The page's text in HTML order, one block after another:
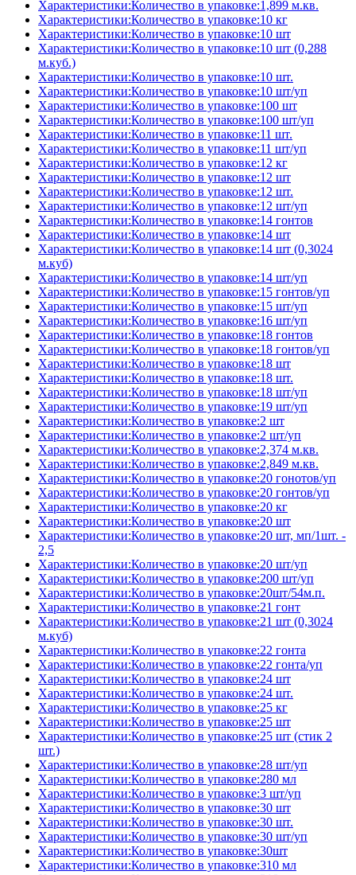
Характеристики:Количество в упаковке:1,899 м.кв.
Характеристики:Количество в упаковке:10 кг
Характеристики:Количество в упаковке:10 шт
Характеристики:Количество в упаковке:10 шт (0,288
м.куб.)
Характеристики:Количество в упаковке:10 шт.
Характеристики:Количество в упаковке:10 шт/уп
Характеристики:Количество в упаковке:100 шт
Характеристики:Количество в упаковке:100 шт/уп
Характеристики:Количество в упаковке:11 шт.
Характеристики:Количество в упаковке:11 шт/уп
Характеристики:Количество в упаковке:12 кг
Характеристики:Количество в упаковке:12 шт
Характеристики:Количество в упаковке:12 шт.
Характеристики:Количество в упаковке:12 шт/уп
Характеристики:Количество в упаковке:14 гонтов
Характеристики:Количество в упаковке:14 шт
Характеристики:Количество в упаковке:14 шт (0,3024
м.куб)
Характеристики:Количество в упаковке:14 шт/уп
Характеристики:Количество в упаковке:15 гонтов/уп
Характеристики:Количество в упаковке:15 шт/уп
Характеристики:Количество в упаковке:16 шт/уп
Характеристики:Количество в упаковке:18 гонтов
Характеристики:Количество в упаковке:18 гонтов/уп
Характеристики:Количество в упаковке:18 шт
Характеристики:Количество в упаковке:18 шт.
Характеристики:Количество в упаковке:18 шт/уп
Характеристики:Количество в упаковке:19 шт/уп
Характеристики:Количество в упаковке:2 шт
Характеристики:Количество в упаковке:2 шт/уп
Характеристики:Количество в упаковке:2,374 м.кв.
Характеристики:Количество в упаковке:2,849 м.кв.
Характеристики:Количество в упаковке:20 гонотов/уп
Характеристики:Количество в упаковке:20 гонтов/уп
Характеристики:Количество в упаковке:20 кг
Характеристики:Количество в упаковке:20 шт
Характеристики:Количество в упаковке:20 шт, мп/1шт. -
2,5
Характеристики:Количество в упаковке:20 шт/уп
Характеристики:Количество в упаковке:200 шт/уп
Характеристики:Количество в упаковке:20шт/54м.п.
Характеристики:Количество в упаковке:21 гонт
Характеристики:Количество в упаковке:21 шт (0,3024
м.куб)
Характеристики:Количество в упаковке:22 гонта
Характеристики:Количество в упаковке:22 гонта/уп
Характеристики:Количество в упаковке:24 шт
Характеристики:Количество в упаковке:24 шт.
Характеристики:Количество в упаковке:25 кг
Характеристики:Количество в упаковке:25 шт
Характеристики:Количество в упаковке:25 шт (стик 2
шт.)
Характеристики:Количество в упаковке:28 шт/уп
Характеристики:Количество в упаковке:280 мл
Характеристики:Количество в упаковке:3 шт/уп
Характеристики:Количество в упаковке:30 шт
Характеристики:Количество в упаковке:30 шт.
Характеристики:Количество в упаковке:30 шт/уп
Характеристики:Количество в упаковке:30шт
Характеристики:Количество в упаковке:310 мл